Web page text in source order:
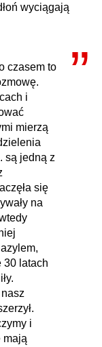
wyciągają
czasem to
i
mierzą
są jedną z
się
na
30 latach
i
mają